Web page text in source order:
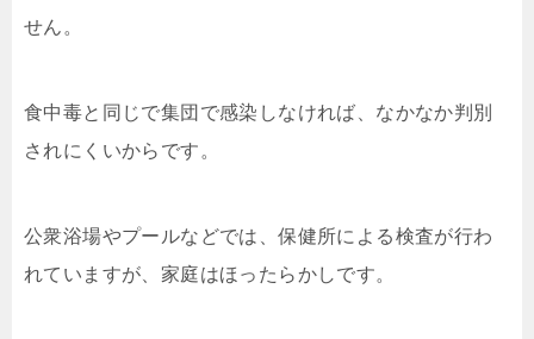
せん。
食中毒と同じで集団で感染しなければ、なかなか判別
されにくいからです。
公衆浴場やプールなどでは、保健所による検査が行わ
れていますが、家庭はほったらかしです。